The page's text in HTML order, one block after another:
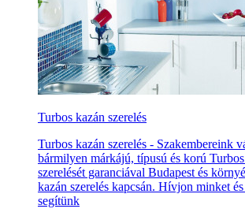
Turbos kazán szerelés
Turbos kazán szerelés - Szakembereink
bármilyen márkájú, típusú és korú
szerelését garanciával Budapest és
kazán szerelés kapcsán. Hívjon minket
segítünk